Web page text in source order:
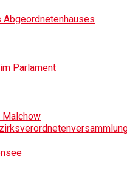
Parlament
Malchow